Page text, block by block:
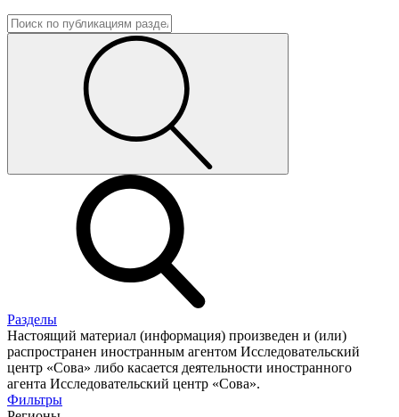
Разделы
Настоящий материал (информация) произведен и (или)
распространен иностранным агентом Исследовательский
центр «Сова» либо касается деятельности иностранного
агента Исследовательский центр «Сова».
Фильтры